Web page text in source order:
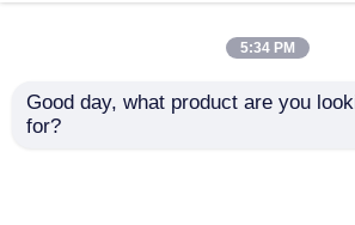
Riesige Thermopapier-Rolle
Positions-Thermopapier-Rolle
Hochwertige, BPA-
5:34 PM
Good day, what product are you
for?